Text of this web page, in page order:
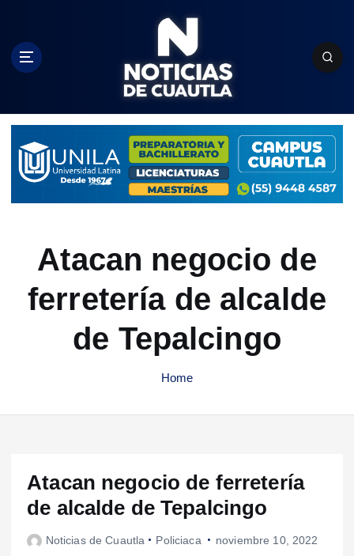
c
Atacan negocio de
ferretería de alcalde
de Tepalcingo
Home
Atacan negocio de ferretería
de alcalde de Tepalcingo
Noticias de Cuautla Policiaca noviembre 10, 2022